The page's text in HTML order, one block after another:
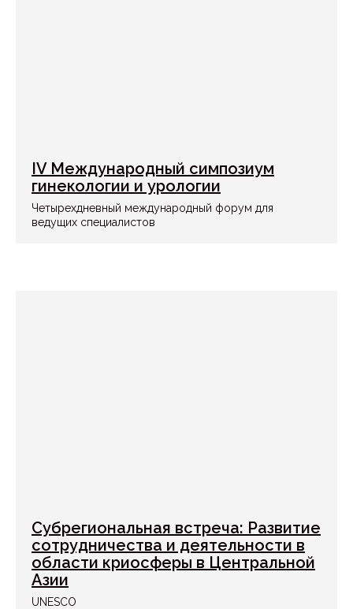
IV Международный симпозиум
гинекологии и урологии
Четырехдневный международный форум для
ведущих специалистов
Субрегиональная встреча: Развитие
сотрудничества и деятельности в
области криосферы в Центральной
Азии
UNESCO